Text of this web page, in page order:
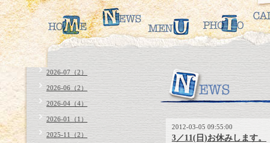
2012-03-05 09:55:00
3／11(日)お休みします。
2026-07（2）
2026-06（2）
2026-04（4）
2026-01（1）
2025-11（2）